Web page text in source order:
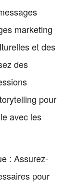
marketing
et des
des
pour
avec les
: Assurez-
pour